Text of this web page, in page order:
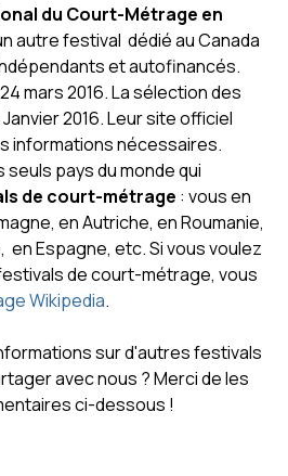
du Court-Métrage en
autre festival dédié au Canada
et autofinancés.
mars 2016. La sélection des
2016. Leur site officiel
informations nécessaires.
pays du monde qui
de court-métrage : vous en
en Autriche, en Roumanie,
en Espagne, etc. Si vous voulez
de court-métrage, vous
Wikipedia.
sur d'autres festivals
avec nous ? Merci de les
ci-dessous !